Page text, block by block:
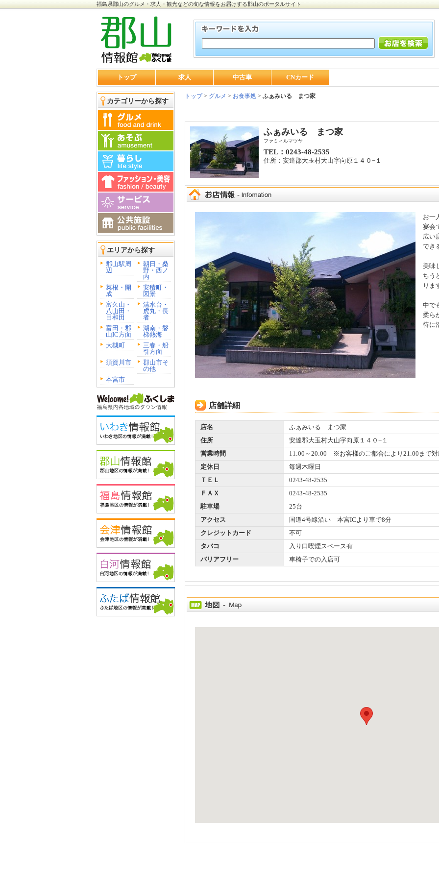
福島県郡山のグルメ・求人・観光などの旬な情報をお届けする郡山のポータルサイト
トップ 求人 中古車 CNカード
カテゴリーから探す
エリアから探す
郡山駅周
辺
朝日・桑
野・西ノ
内
菜根・開
成
安積町・
図景
富久山・
八山田・
日和田
清水台・
虎丸・長
者
富田・郡
山IC方面
湖南・磐
梯熱海
大槻町
三春・船
引方面
須賀川市
郡山市そ
の他
本宮市
トップ> グルメ > お食事処 > ふぁみいる まつ家
ふぁみいる まつ家
ファミィルマツヤ
TEL：0243-48-2535
住所：安達郡大玉村大山字向原１４０−１
お一
宴会
広い
でき
美味
ちう
りま
中で
柔ら
待に
店舗詳細
店名
ふぁみいる まつ家
住所
安達郡大玉村大山字向原１４０−１
営業時間
11:00～20:00 ※お客様のご都合により21:00まで対
定休日
毎週木曜日
ＴＥＬ
0243-48-2535
ＦＡＸ
0243-48-2535
駐車場
25台
アクセス
国道4号線沿い 本宮ICより車で8分
クレジットカード
不可
タバコ
入り口喫煙スペース有
バリアフリー
車椅子での入店可